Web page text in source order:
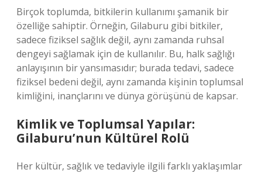
Birçok toplumda, bitkilerin kullanımı şamanik bir
özelliğe sahiptir. Örneğin, Gilaburu gibi bitkiler,
sadece fiziksel sağlık değil, aynı zamanda ruhsal
dengeyi sağlamak için de kullanılır. Bu, halk sağlığı
anlayışının bir yansımasıdır; burada tedavi, sadece
fiziksel bedeni değil, aynı zamanda kişinin toplumsal
kimliğini, inançlarını ve dünya görüşünü de kapsar.
Kimlik ve Toplumsal Yapılar:
Gilaburu’nun Kültürel Rolü
Her kültür, sağlık ve tedaviyle ilgili farklı yaklaşımlar